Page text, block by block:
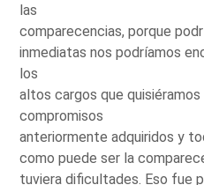
las
comparecencias, porque
inmediatas nos podríamos
los
altos cargos que
compromisos
anteriormente adquiridos y
como puede ser la
tuviera dificultades. Eso fue